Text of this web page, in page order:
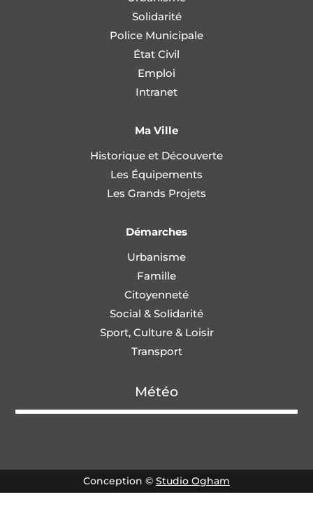
Solidarité
Police Municipale
État Civil
Emploi
Intranet
Ma Ville
Historique et Découverte
Les Équipements
Les Grands Projets
Démarches
Urbanisme
Famille
Citoyenneté
Social & Solidarité
Sport, Culture & Loisir
Transport
Météo
Conception © Studio Ogham